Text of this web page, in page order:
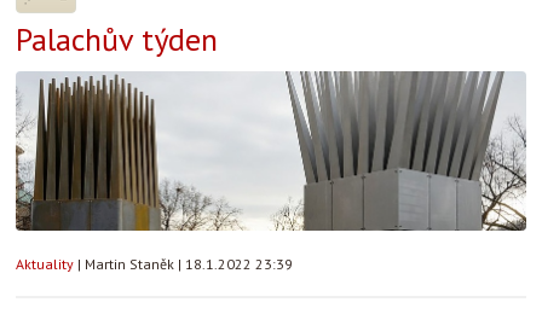
Palachův týden
Aktuality | Martin Staněk | 18.1.2022 23:39